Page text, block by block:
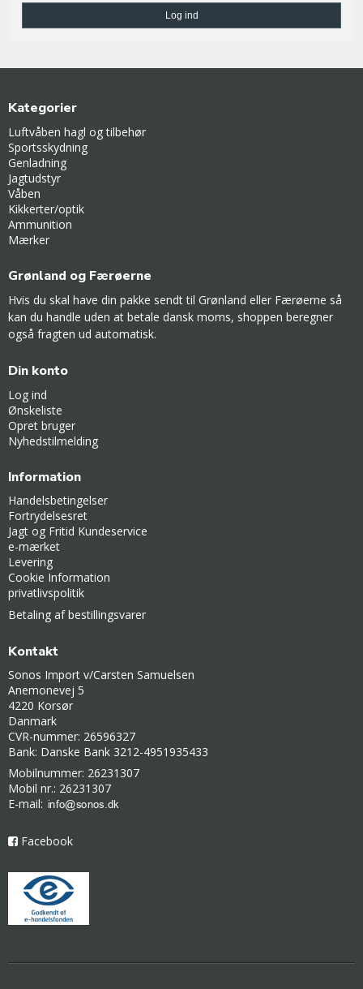
Log ind
Kategorier
Luftvåben hagl og tilbehør
Sportsskydning
Genladning
Jagtudstyr
Våben
Kikkerter/optik
Ammunition
Mærker
Grønland og Færøerne
Hvis du skal have din pakke sendt til Grønland eller Færøerne så
kan du handle uden at betale dansk moms, shoppen beregner
også fragten ud automatisk.
Din konto
Log ind
Ønskeliste
Opret bruger
Nyhedstilmelding
Information
Handelsbetingelser
Fortrydelsesret
Jagt og Fritid Kundeservice
e-mærket
Levering
Cookie Information
privatlivspolitik
Betaling af bestillingsvarer
Kontakt
Sonos Import v/Carsten Samuelsen
Anemonevej 5
4220 Korsør
Danmark
CVR-nummer: 26596327
Bank: Danske Bank 3212-4951935433
Mobilnummer: 26231307
Mobil nr.: 26231307
E-mail:
Facebook